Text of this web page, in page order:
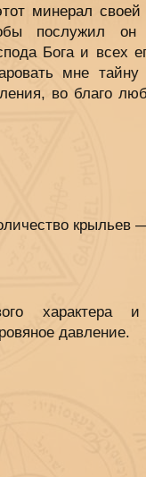
минерал
послужил он
Бога и всех
мне
во благо
крыльев
характера
давление.